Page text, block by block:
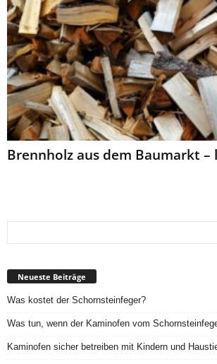
Brennholz aus dem Baumarkt –
Neueste Beiträge
Was kostet der Schornsteinfeger?
Was tun, wenn der Kaminofen vom
Kaminofen sicher betreiben mit Kindern und